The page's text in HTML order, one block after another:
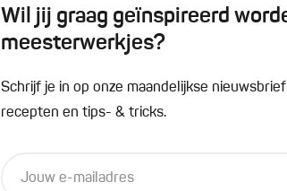
Wil jij graag geïnspireerd
meesterwerkjes?
Schrijf je in op onze maandelijkse
recepten en tips- & tricks.